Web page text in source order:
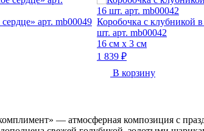
арт. mb00049 Коробочка с клубникой
шт. арт. mb00042
16 см х 3 см
1 839 ₽
В корзину
— атмосферная композиция с